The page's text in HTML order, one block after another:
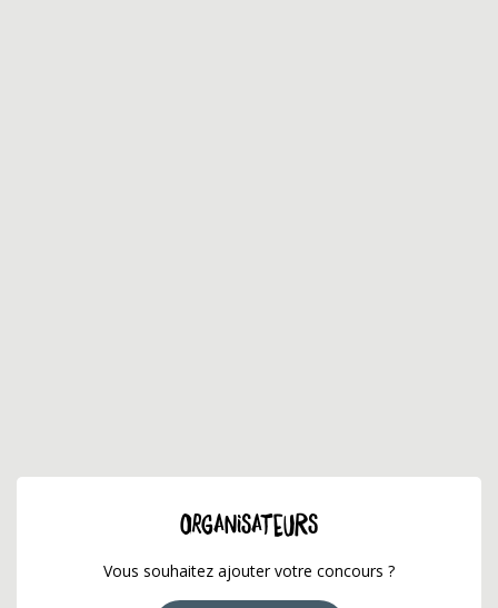
ORGANISATEURS
Vous souhaitez ajouter votre concours ?